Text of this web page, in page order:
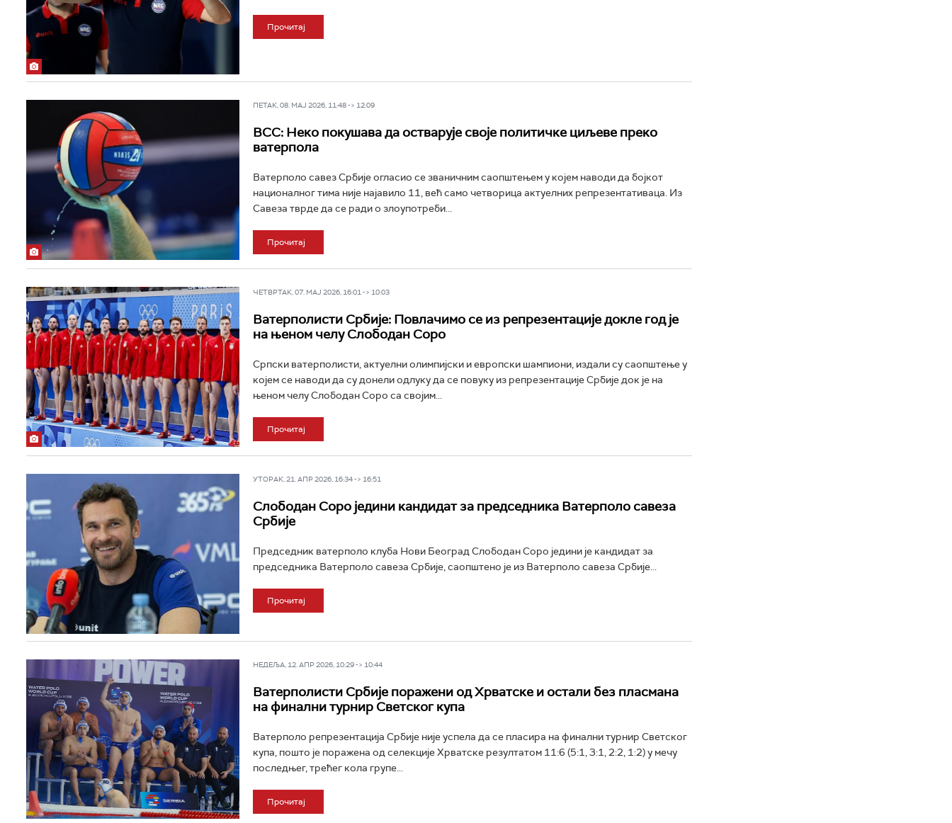
Прочитај
ПЕТАК, 08. МАЈ 2026, 11:48 -> 12:09
ВСС: Неко покушава да остварује своје политичке циљеве преко
ватерпола
Ватерполо савез Србије огласио се званичним саопштењем у којем наводи да бојкот
националног тима није најавило 11, већ само четворица актуелних репрезентативаца. Из
Савеза тврде да се ради о злоупотреби...
Прочитај
ЧЕТВРТАК, 07. МАЈ 2026, 16:01 -> 10:03
Ватерполисти Србије: Повлачимо се из репрезентације докле год је
на њеном челу Слободан Соро
Српски ватерполисти, актуелни олимпијски и европски шампиони, издали су саопштење у
којем се наводи да су донели одлуку да се повуку из репрезентације Србије док је на
њеном челу Слободан Соро са својим...
Прочитај
УТОРАК, 21. АПР 2026, 16:34 -> 16:51
Слободан Соро једини кандидат за председника Ватерполо савеза
Србије
Председник ватерполо клуба Нови Београд Слободан Соро једини је кандидат за
председника Ватерполо савеза Србије, саопштено је из Ватерполо савеза Србије...
Прочитај
НЕДЕЉА, 12. АПР 2026, 10:29 -> 10:44
Ватерполисти Србије поражени од Хрватске и остали без пласмана
на финални турнир Светског купа
Ватерполо репрезентација Србије није успела да се пласира на финални турнир Светског
купа, пошто је поражена од селекције Хрватске резултатом 11:6 (5:1, 3:1, 2:2, 1:2) у мечу
последњег, трећег кола групе...
Прочитај